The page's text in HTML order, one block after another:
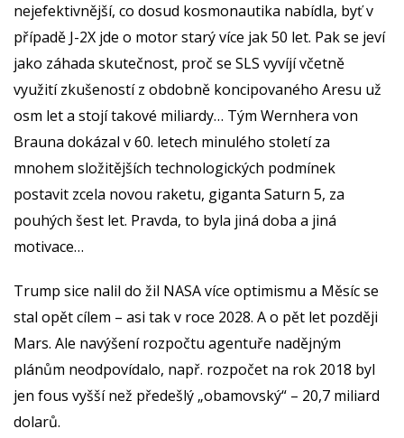
nejefektivnější, co dosud kosmonautika nabídla, byť v
případě J-2X jde o motor starý více jak 50 let. Pak se jeví
jako záhada skutečnost, proč se SLS vyvíjí včetně
využití zkušeností z obdobně koncipovaného Aresu už
osm let a stojí takové miliardy… Tým Wernhera von
Brauna dokázal v 60. letech minulého století za
mnohem složitějších technologických podmínek
postavit zcela novou raketu, giganta Saturn 5, za
pouhých šest let. Pravda, to byla jiná doba a jiná
motivace…
Trump sice nalil do žil NASA více optimismu a Měsíc se
stal opět cílem – asi tak v roce 2028. A o pět let později
Mars. Ale navýšení rozpočtu agentuře nadějným
plánům neodpovídalo, např. rozpočet na rok 2018 byl
jen fous vyšší než předešlý „obamovský“ – 20,7 miliard
dolarů.